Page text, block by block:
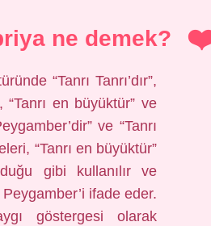
ne demek?
“Tanrı Tanrı’dır”,
“Tanrı en büyüktür” ve
ve “Tanrı
“Tanrı en büyüktür”
gibi kullanılır ve
ifade eder.
göstergesi olarak